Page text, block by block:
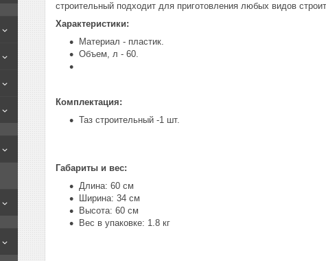
строительный подходит для приготовления любых видов
Характеристики:
Материал - пластик.
Объем, л - 60.
Комплектация:
Таз строительный -1 шт.
Габариты и вес:
Длина: 60 см
Ширина: 34 см
Высота: 60 см
Вес в упаковке: 1.8 кг